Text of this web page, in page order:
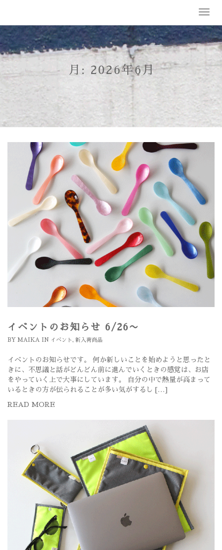
content
T
g
g
e
n
v
i
g
a
i
月: 2026年6月
イベントのお知らせ 6/26〜
BY MAIKA IN イベント, 新入荷商品
イベントのお知らせです。 何か新しいことを始めようと思ったと
きに、不思議と話がどんどん前に進んでいくときの感覚は、お店
をやっていく上で大事にしています。 自分の中で熱量が高まって
いるときの方が伝られることが多い気がするし […]
READ MORE